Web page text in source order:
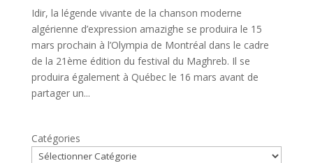
Idir, la légende vivante de la chanson moderne
algérienne d’expression amazighe se produira le 15
mars prochain à l’Olympia de Montréal dans le cadre
de la 21ème édition du festival du Maghreb. Il se
produira également à Québec le 16 mars avant de
partager un...
Catégories